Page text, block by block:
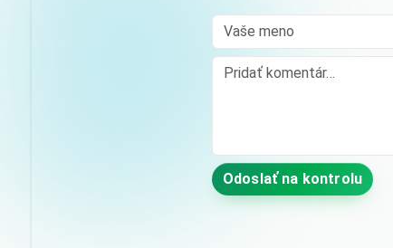
Vaše meno
Comment
Odoslať na kontrolu